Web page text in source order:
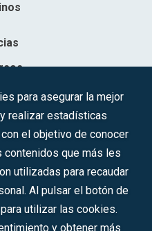
Gestión de la Innovación y las
Se. 8, F. 129, H. 201.307.
874.984
sociales:
para asegurar la mejor
realizar estadísticas
el objetivo de conocer
que más les
utilizadas para recaudar
Al pulsar el botón de
utilizar las cookies.
y obtener más